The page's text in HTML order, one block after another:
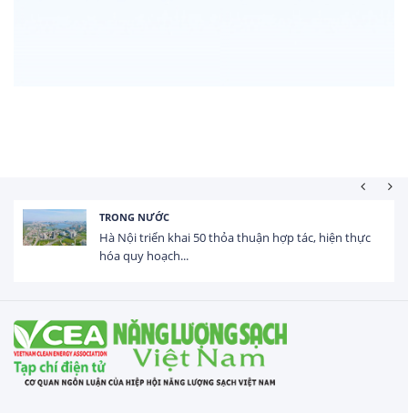
HOẠT ĐỘNG ĐẦU TƯ
Tổng vốn FDI đăng ký vào Việt Nam đạt gần 25 tỷ
USD trong 5 tháng...